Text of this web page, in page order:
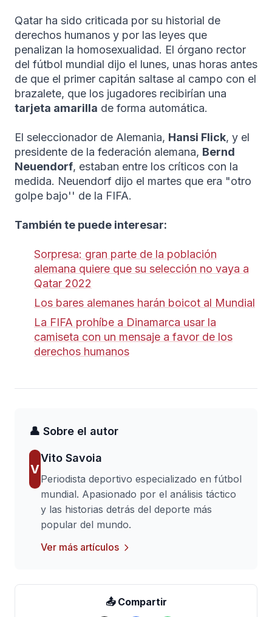
📤 Compartir
Qatar ha sido criticada por su historial de
derechos humanos y por las leyes que
penalizan la homosexualidad. El órgano rector
del fútbol mundial dijo el lunes, unas horas antes
de que el primer capitán saltase al campo con el
brazalete, que los jugadores recibirían una
tarjeta amarilla de forma automática.
El seleccionador de Alemania, Hansi Flick, y el
presidente de la federación alemana, Bernd
Neuendorf, estaban entre los críticos con la
medida. Neuendorf dijo el martes que era "otro
golpe bajo'' de la FIFA.
También te puede interesar:
Sorpresa: gran parte de la población
alemana quiere que su selección no vaya a
Qatar 2022
Los bares alemanes harán boicot al Mundial
La FIFA prohíbe a Dinamarca usar la
camiseta con un mensaje a favor de los
derechos humanos
👤 Sobre el autor
V
Vito Savoia
Periodista deportivo especializado en fútbol
mundial. Apasionado por el análisis táctico
y las historias detrás del deporte más
popular del mundo.
Ver más artículos